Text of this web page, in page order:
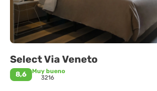
Select Via Veneto
8,6
Muy bueno
3216